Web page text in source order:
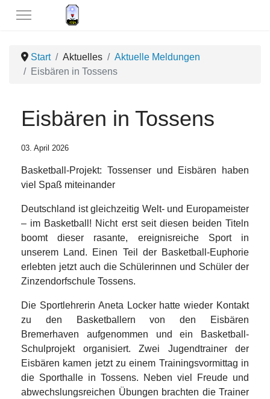
Start Aktuelles
Aktuelle Meldungen
Eisbären in Tossens
Eisbären in Tossens
03. April 2026
Basketball-Projekt: Tossenser und Eisbären haben
viel Spaß miteinander
Deutschland ist gleichzeitig Welt- und Europameister
– im Basketball! Nicht erst seit diesen beiden Titeln
boomt dieser rasante, ereignisreiche Sport in
unserem Land. Einen Teil der Basketball-Euphorie
erlebten jetzt auch die Schülerinnen und Schüler der
Zinzendorfschule Tossens.
Die Sportlehrerin Aneta Locker hatte wieder Kontakt
zu den Basketballern von den Eisbären
Bremerhaven aufgenommen und ein Basketball-
Schulprojekt organisiert. Zwei Jugendtrainer der
Eisbären kamen jetzt zu einem Trainingsvormittag in
die Sporthalle in Tossens. Neben viel Freude und
abwechslungsreichen Übungen brachten die Trainer